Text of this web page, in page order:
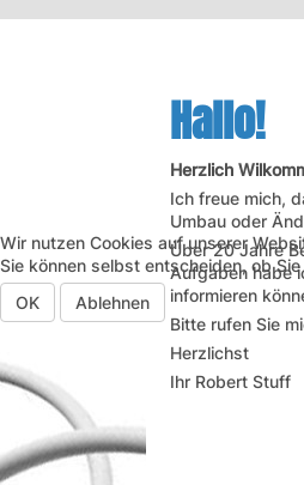
Hallo!
Herzlich
Ich freue mich,
Umbau oder
Über 20 Jahre
Aufgaben habe
informieren
Bitte rufen Sie
Herzlichst
Ihr Robert Stuff
Wir nutzen Cookies auf unserer
Sie können selbst entscheiden, ob
OK
Ablehnen